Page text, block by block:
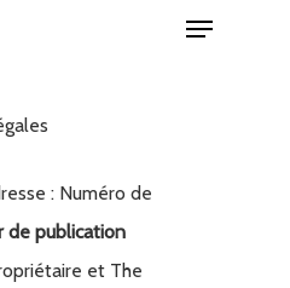
Menu
: Numéro de
de publication
et The